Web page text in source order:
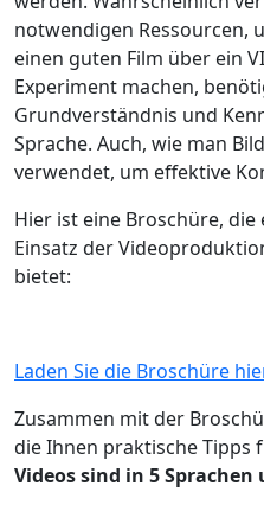
notwendigen Ressourcen,
einen guten Film über ein
Experiment machen,
Grundverständnis und
Sprache. Auch, wie man
verwendet, um effektive
Hier ist eine Broschüre,
Einsatz der
bietet:
Laden Sie die Broschüre
Zusammen mit der
die Ihnen praktische Tipps
Videos sind in 5